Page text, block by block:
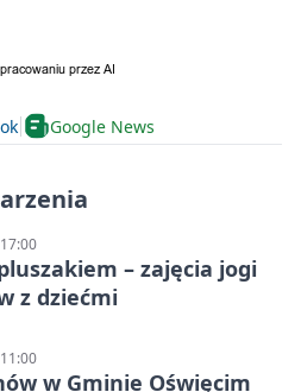
Google News
– zajęcia jogi
z dziećmi
w Gminie Oświęcim